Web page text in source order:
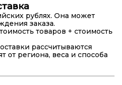
рублях. Она может
заказа.
товаров + стоимость
рассчитываются
от региона, веса и способа